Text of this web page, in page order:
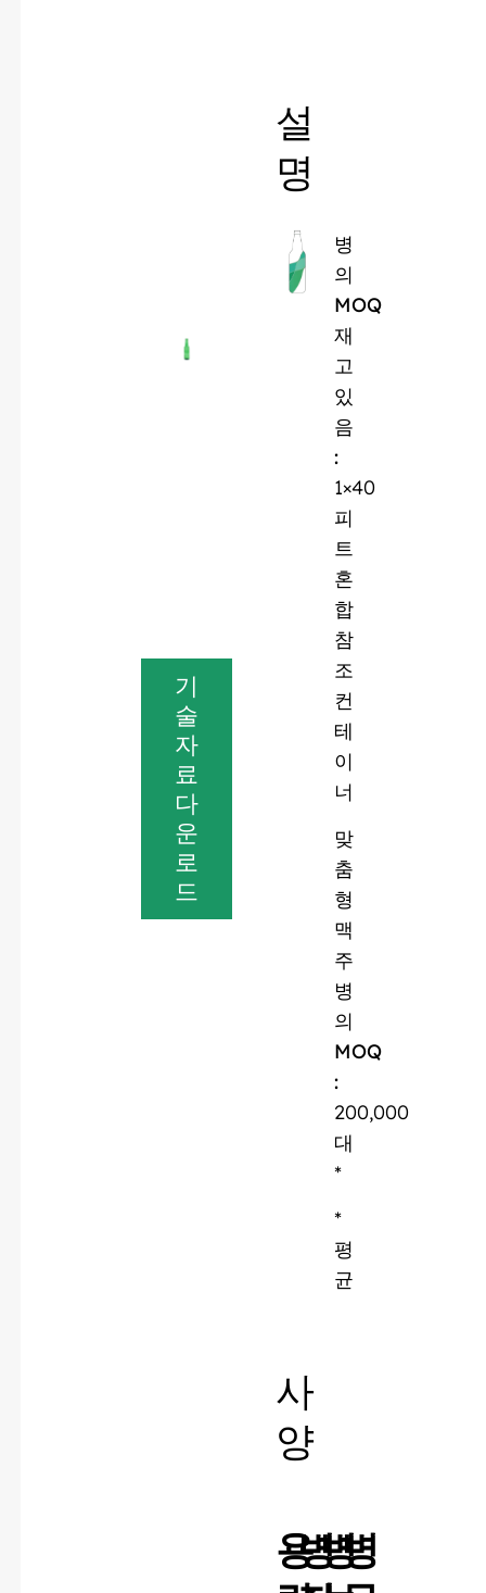
기
술
자
료
다
운
로
드
설
명
병
의
MOQ
재
고
있
음
:
1×40
피
트
혼
합
참
조
컨
테
이
너
맞
춤
형
맥
주
병
의
MOQ
:
200,000
대
*
*
평
균
사
양
용병병병